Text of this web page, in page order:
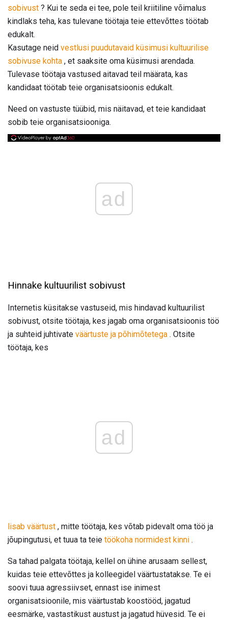
sobivust ? Kui te seda ei tee, pole teil kriitiline võimalus
kindlaks teha, kas tulevane töötaja teie ettevõttes töötab
edukalt.
Kasutage neid vestlusi puudutavaid küsimusi kultuurilise
sobivuse kohta , et saaksite oma küsimusi arendada.
Tulevase töötaja vastused aitavad teil määrata, kas
kandidaat töötab teie organisatsioonis edukalt.
Need on vastuste tüübid, mis näitavad, et teie kandidaat
sobib teie organisatsiooniga.
ad
Hinnake kultuurilist sobivust
Internetis küsitakse vastuseid, mis hindavad kultuurilist
sobivust, otsite töötaja, kes jagab oma organisatsioonis töö
ja suhteid juhtivate väärtuste ja põhimõtetega . Otsite
töötaja, kes
ad
lisab väärtust , mitte töötaja, kes võtab pidevalt oma töö ja
jõupingutusi, et tuua ta teie töökoha normidest kinni .
Sa tahad palgata töötaja, kellel on ühine arusaam sellest,
kuidas teie ettevõttes ja kolleegidel väärtustatakse. Te ei
soovi tuua agressiivset, ennast ise inimest
organisatsioonile, mis väärtustab koostööd, jagatud
eesmärke, vastastikust austust ja jagatud hüvesid. Te ei